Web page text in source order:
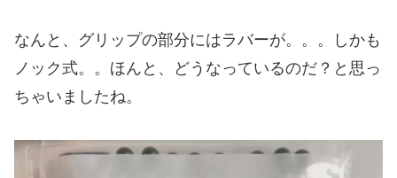
なんと、グリップの部分にはラバーが。。。しかも
ノック式。。ほんと、どうなっているのだ？と思っ
ちゃいましたね。